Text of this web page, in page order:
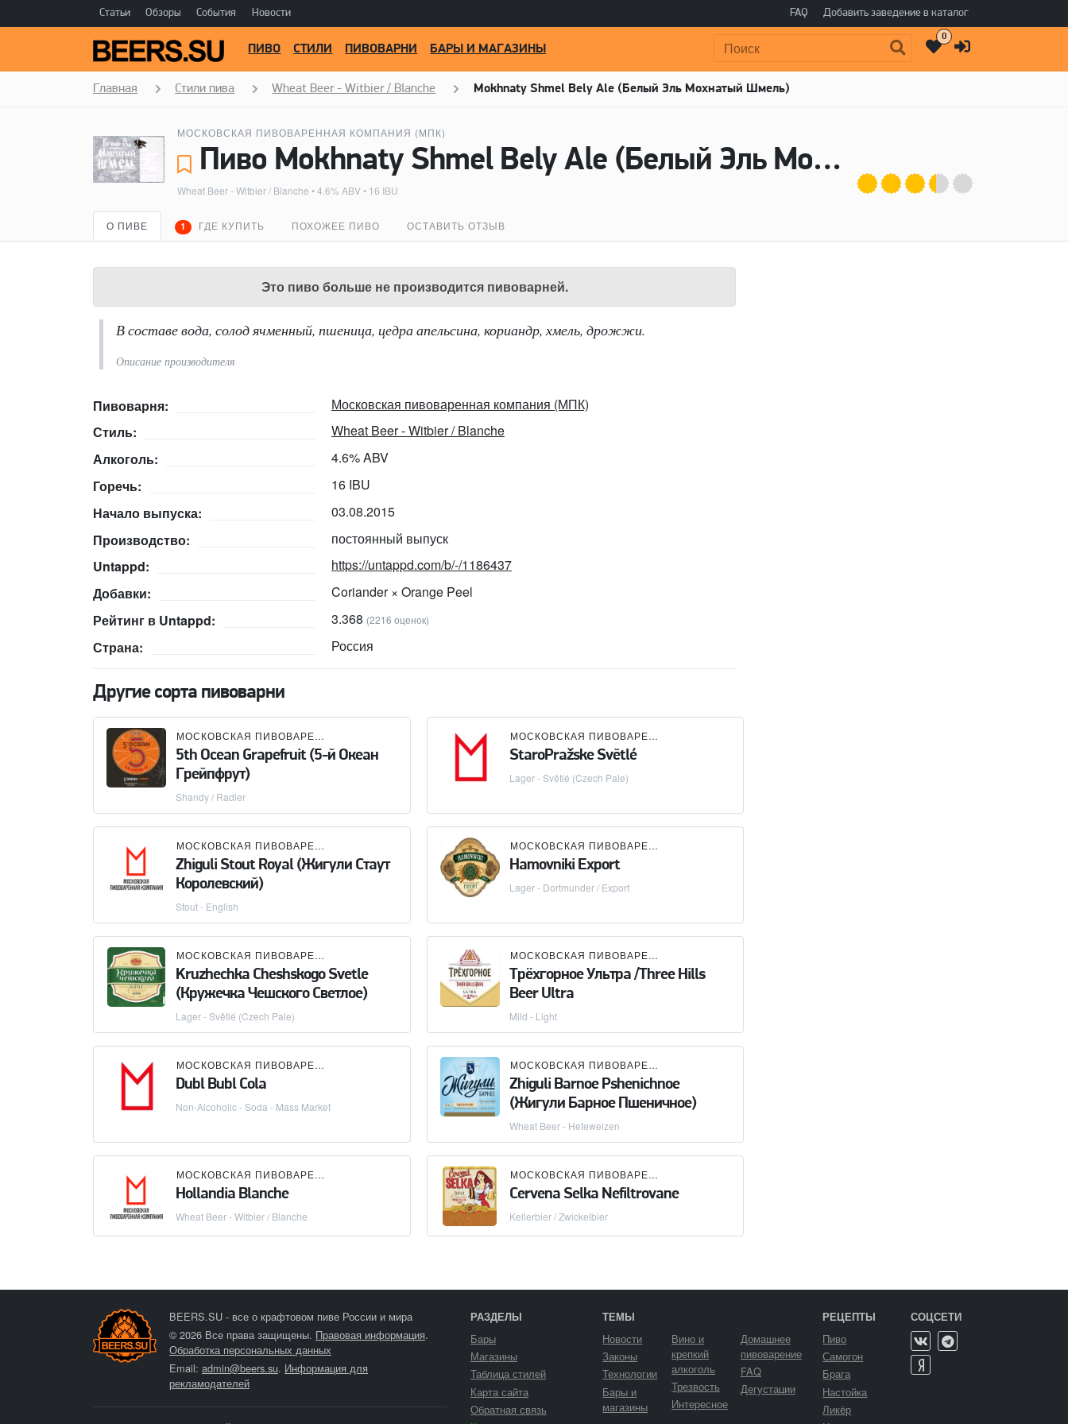
Статьи Обзоры События Новости FAQ Добавить заведение в каталог
Поиск:
ПИВО СТИЛИ ПИВОВАРНИ БАРЫ И МАГАЗИНЫ
0
Главная Стили пива Wheat Beer - Witbier / Blanche Mokhnaty Shmel Bely Ale (Белый Эль Мохнатый Шмель)
МОСКОВСКАЯ ПИВОВАРЕННАЯ КОМПАНИЯ (МПК)
Пиво Mokhnaty Shmel Bely Ale (Белый Эль Мохнатый Шмель) - Московская пивоваренная компания (МПК)
Wheat Beer - Witbier / Blanche • 4.6% ABV • 16 IBU
О ПИВЕ 1 ГДЕ КУПИТЬ ПОХОЖЕЕ ПИВО ОСТАВИТЬ ОТЗЫВ
Это пиво больше не производится пивоварней.
В составе вода, солод ячменный, пшеница, цедра апельсина, кориандр, хмель, дрожжи.
Описание производителя
Пивоварня:
Московская пивоваренная компания (МПК)
Стиль:
Wheat Beer - Witbier / Blanche
Алкоголь:
4.6% ABV
Горечь:
16 IBU
Начало выпуска:
03.08.2015
Производство:
постоянный выпуск
Untappd:
https://untappd.com/b/-/1186437
Добавки:
Coriander × Orange Peel
Рейтинг в Untappd:
3.368 (2216 оценок)
Страна: Россия
Другие сорта пивоварни
МОСКОВСКАЯ ПИВОВАРЕННАЯ КОМПАНИЯ (МПК)
5th Ocean Grapefruit (5-й Океан
Грейпфрут)
Shandy / Radler
МОСКОВСКАЯ ПИВОВАРЕННАЯ КОМПАНИЯ (МПК)
StaroPražske Svĕtlé
Lager - Světlé (Czech Pale)
МОСКОВСКАЯ ПИВОВАРЕННАЯ КОМПАНИЯ (МПК)
Zhiguli Stout Royal (Жигули Стаут
Королевский)
Stout - English
МОСКОВСКАЯ ПИВОВАРЕННАЯ КОМПАНИЯ (МПК)
Hamovniki Export
Lager - Dortmunder / Export
МОСКОВСКАЯ ПИВОВАРЕННАЯ КОМПАНИЯ (МПК)
Kruzhechka Cheshskogo Svetle
(Кружечка Чешского Светлое)
Lager - Světlé (Czech Pale)
МОСКОВСКАЯ ПИВОВАРЕННАЯ КОМПАНИЯ (МПК)
Трёхгорное Ультра /Three Hills
Beer Ultra
Mild - Light
МОСКОВСКАЯ ПИВОВАРЕННАЯ КОМПАНИЯ (МПК)
Dubl Bubl Cola
Non-Alcoholic - Soda - Mass Market
МОСКОВСКАЯ ПИВОВАРЕННАЯ КОМПАНИЯ (МПК)
Zhiguli Barnoe Pshenichnoe
(Жигули Барное Пшеничное)
Wheat Beer - Hefeweizen
МОСКОВСКАЯ ПИВОВАРЕННАЯ КОМПАНИЯ (МПК)
Hollandia Blanche
Wheat Beer - Witbier / Blanche
МОСКОВСКАЯ ПИВОВАРЕННАЯ КОМПАНИЯ (МПК)
Cervena Selka Nefiltrovane
Kellerbier / Zwickelbier
BEERS.SU - все о крафтовом пиве России и мира
© 2026 Все права защищены. Правовая информация.
Обработка персональных данных
Email: admin@beers.su. Информация для
рекламодателей
РАЗДЕЛЫ
Бары
Магазины
Таблица стилей
Карта сайта
Обратная связь
ТЕМЫ
Новости
Законы
Технологии
Бары и
магазины
Вино и
крепкий
алкоголь
Трезвость
Интересное
Домашнее
пивоварение
FAQ
Дегустации
РЕЦЕПТЫ
Пиво
Самогон
Брага
Настойка
Ликёр
СОЦСЕТИ